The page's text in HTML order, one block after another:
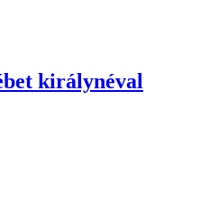
királynéval